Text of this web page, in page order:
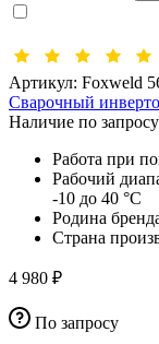
Артикул: Foxweld
Сварочный
Наличие по запросу
Работа при
Рабочий
-10 до 40 °С
Родина
Страна
4 980 ₽
По запросу